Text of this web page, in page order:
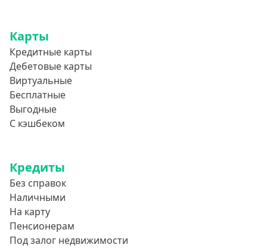
Карты
Кредитные карты
Дебетовые карты
Виртуальные
Бесплатные
Выгодные
С кэшбеком
Кредиты
Без справок
Наличными
На карту
Пенсионерам
Под залог недвижимости